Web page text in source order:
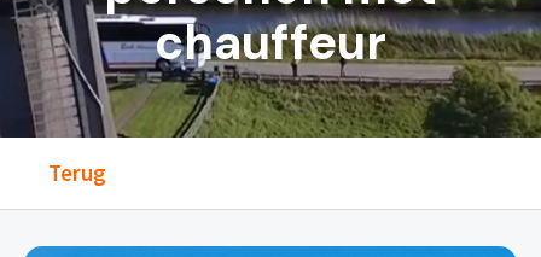
chauffeur
Terug